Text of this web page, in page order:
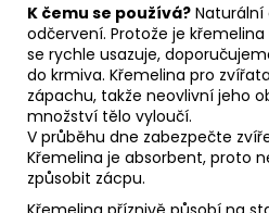
K čemu se používá?
odčervení. Protože je
se rychle usazuje,
do krmiva. Křemelina pro
zápachu, takže neovlivní jeho
množství tělo vyloučí.
V průběhu dne zabezpečte
Křemelina je absorbent, proto
způsobit zácpu.